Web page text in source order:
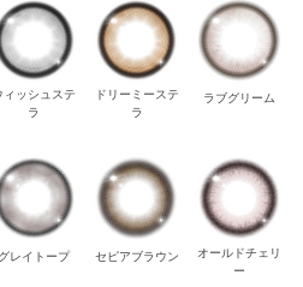
ィッシュステ
ラ
ドリーミーステ
ラ
ラブグリーム
グレイトープ セピアブラウン
オールドチェリ
ー